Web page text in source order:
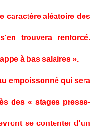
caractère aléatoire des
trouvera renforcé.
à bas salaires ».
empoissonné qui sera
des « stages presse-
se contenter d'un